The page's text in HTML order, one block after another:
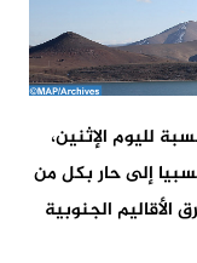
لليوم الإثنين،
إلى حار بكل من
الجنوبية